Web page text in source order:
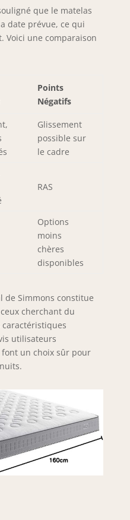
que le matelas
date prévue, ce qui
Voici une comparaison
Points
Négatifs
Glissement
possible sur
le cadre
RAS
Options
moins
chères
disponibles
de Simmons constitue
cherchant du
utilisateurs
un choix sûr pour